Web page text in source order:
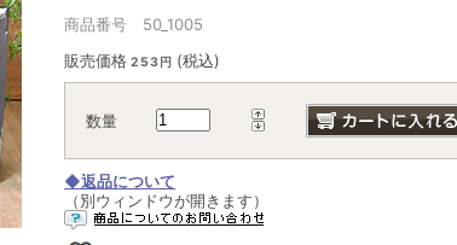
商品番号 50_1005
販売価格 253円 (税込)
数量
◆返品について
（別ウィンドウが開きます）